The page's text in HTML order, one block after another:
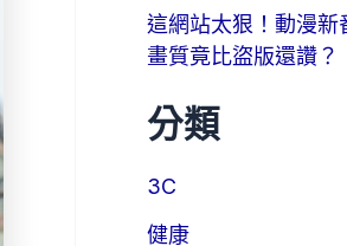
這網站太狠！動漫新
畫質竟比盜版還讚？
分類
3C
健康